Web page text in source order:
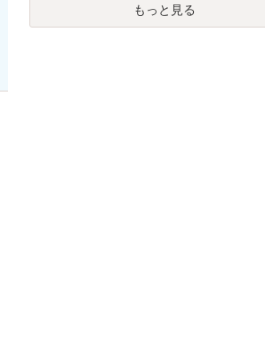
もっと見る